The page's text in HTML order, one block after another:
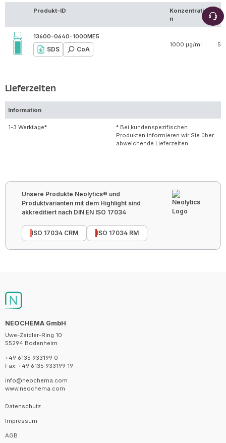
Produkt-ID
Konzentratio
n
13600-0640-1000ME5
SDS CoA
1000 µg/ml 5
Lieferzeiten
Information
1-3 Werktage*
* Bei kundenspezifischen
Produkten informieren wir Sie über
abweichende Lieferzeiten.
Unsere Produkte Neolytics® und
Produktvarianten mit dem Highlight sind
akkreditiert nach DIN EN ISO 17034
ISO 17034 CRM ISO 17034 RM
NEOCHEMA GmbH
Uwe-Zeidler-Ring 10
55294 Bodenheim
+49 6135 933199 0
Fax: +49 6135 933199 19
info@neochema.com
www.neochema.com
Datenschutz
Impressum
AGB